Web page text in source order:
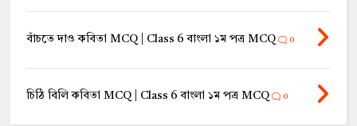
বাঁচতে দাও কবিতা MCQ | Class 6 বাংলা ১ম পত্র MCQ 0
চিঠি বিলি কবিতা MCQ | Class 6 বাংলা ১ম পত্র MCQ 0